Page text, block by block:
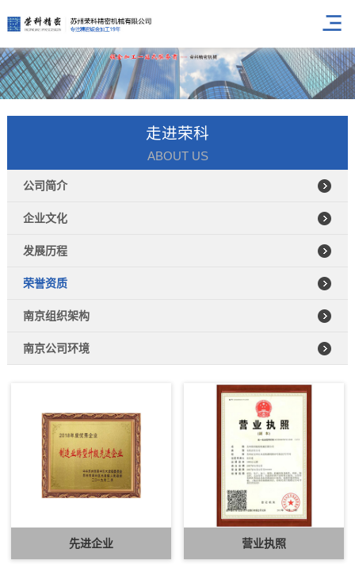
走进荣科
ABOUT US
公司简介
企业文化
发展历程
荣誉资质
南京组织架构
南京公司环境
先进企业 营业执照